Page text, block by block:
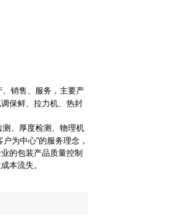
销售、服务，主要产
保鲜、拉力机、热封
、厚度检测、物理机
为中心”的服务理念，
的包装产品质量控制
本流失。